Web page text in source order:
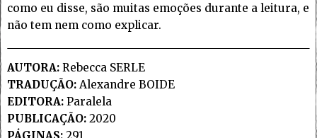
como eu disse, são muitas emoções durante a leitura, e
não tem nem como explicar.
AUTORA: Rebecca SERLE
TRADUÇÃO: Alexandre BOIDE
EDITORA: Paralela
PUBLICAÇÃO: 2020